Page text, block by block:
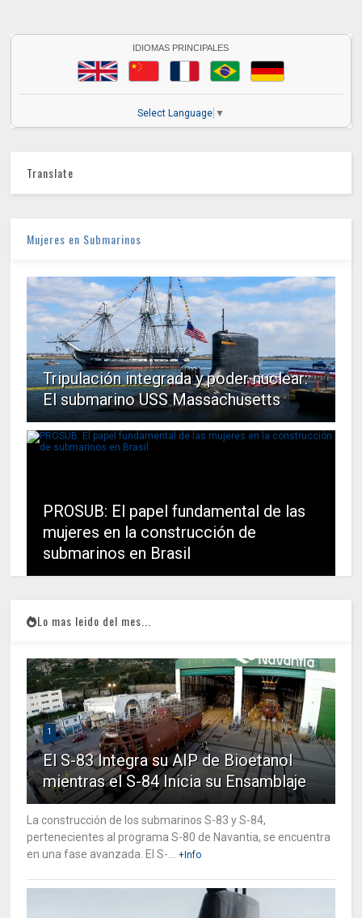
IDIOMAS PRINCIPALES
Select Language ▼
Translate
Mujeres en Submarinos
Tripulación integrada y poder nuclear:
El submarino USS Massachusetts
PROSUB: El papel fundamental de las
mujeres en la construcción de
submarinos en Brasil
Lo mas leido del mes...
1
El S-83 Integra su AIP de Bioetanol
mientras el S-84 Inicia su Ensamblaje
La construcción de los submarinos S-83 y S-84,
pertenecientes al programa S-80 de Navantia, se encuentra
en una fase avanzada. El S-...
+Info